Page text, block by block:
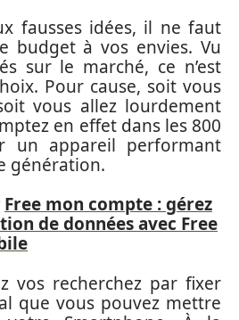
fausses idées, il ne faut
budget à vos envies. Vu
sur le marché, ce n’est
Pour cause, soit vous
vous allez lourdement
en effet dans les 800
un appareil performant
génération.
Free mon compte : gérez
de données avec Free
vos recherchez par fixer
que vous pouvez mettre